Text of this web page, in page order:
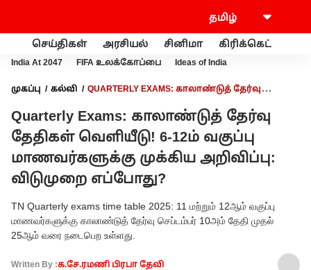
செய்திகள் அரசியல் சினிமா கிரிக்கெட்
India At 2047 FIFA உலக்கோப்பை Ideas of India
முகப்பு கல்வி
QUARTERLY EXAMS: காலாண்டுத் தேர்வு
அறிவிப்பு: விடுமுறை எப்போது?
Quarterly Exams: காலாண்டுத் தேர்வு
தேதிகள் வெளியீடு! 6-12ம் வகுப்பு
மாணவர்களுக்கு முக்கிய அறிவிப்பு:
விடுமுறை எப்போது?
TN Quarterly exams time table 2025: 11 மற்றும் 12ஆம் வகுப்பு
மாணவர்களுக்கு காலாண்டுத் தேர்வு செப்டம்பர் 10அம் தேதி முதல்
25ஆம் வரை நடைபெற உள்ளது.
Written By :க.சே.ரமணி பிரபா தேவி